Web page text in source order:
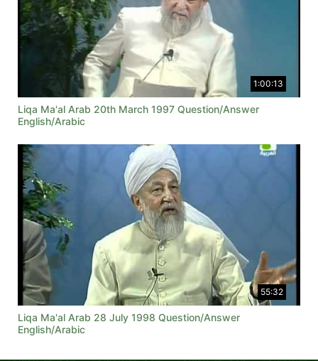
1:00:13
Liqa Ma'al Arab 20th March 1997 Question/Answer
English/Arabic
55:32
Liqa Ma'al Arab 28 July 1998 Question/Answer
English/Arabic